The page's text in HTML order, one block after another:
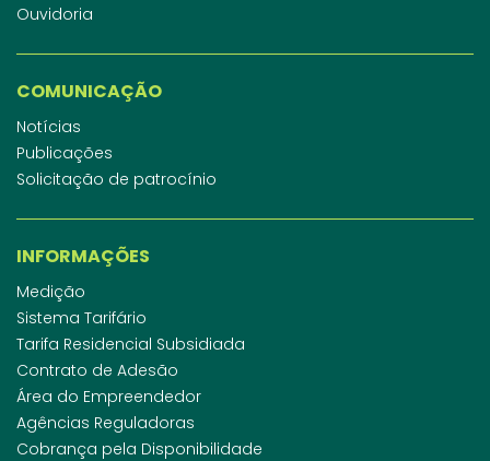
Ouvidoria
COMUNICAÇÃO
Notícias
Publicações
Solicitação de patrocínio
INFORMAÇÕES
Medição
Sistema Tarifário
Tarifa Residencial Subsidiada
Contrato de Adesão
Área do Empreendedor
Agências Reguladoras
Cobrança pela Disponibilidade